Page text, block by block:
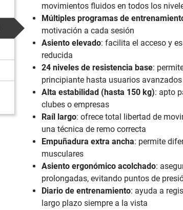
movimientos fluidos en todos los
Múltiples programas de
motivación a cada sesión
Asiento elevado: facilita el acceso y
reducida
24 niveles de resistencia base:
principiante hasta usuarios avanzados
Alta estabilidad (hasta 150 kg): apto
clubes o empresas
Raíl largo: ofrece total libertad de
una técnica de remo correcta
Empuñadura extra ancha: permite
musculares
Asiento ergonómico acolchado:
prolongadas, evitando puntos de
Diario de entrenamiento: ayuda a
largo plazo siempre a la vista